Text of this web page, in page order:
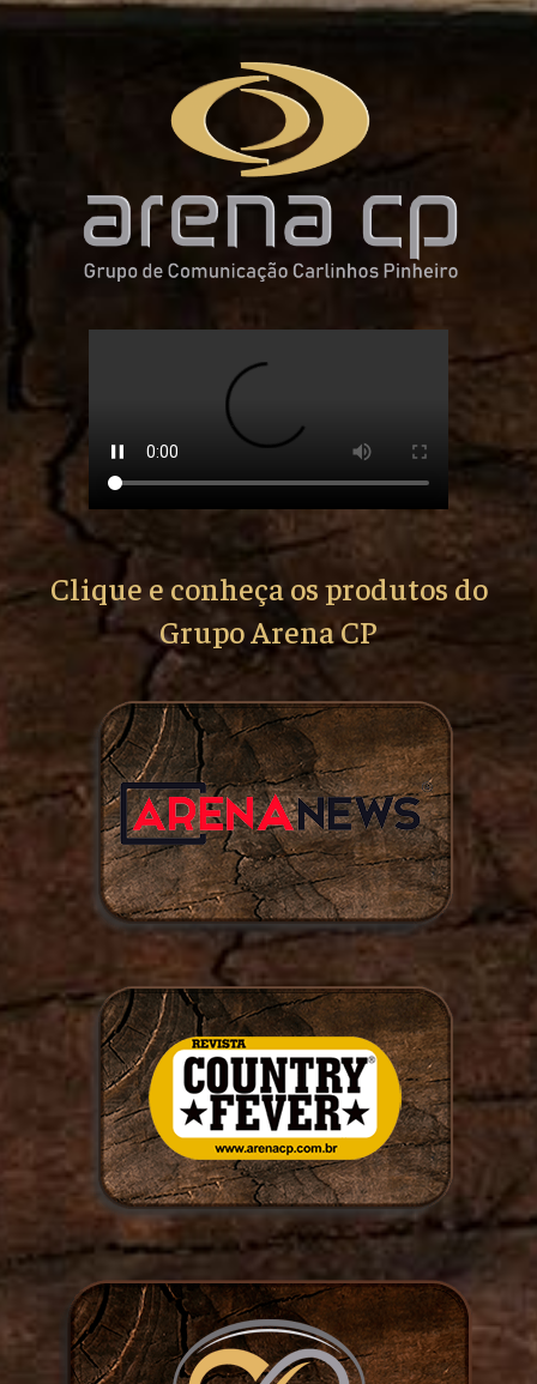
Clique e conheça os produtos do
Grupo Arena CP